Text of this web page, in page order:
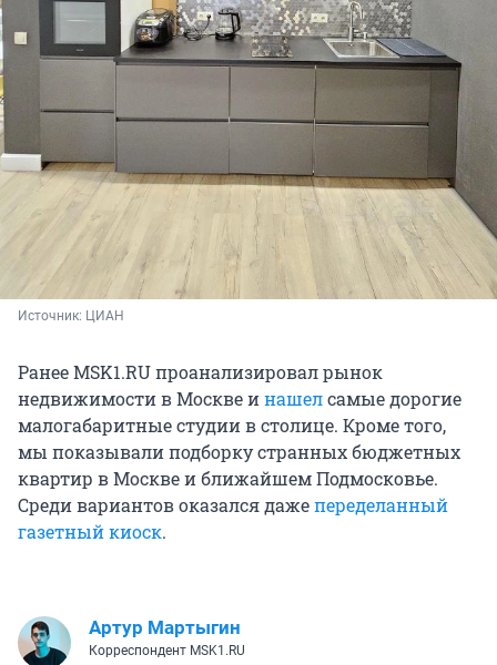
Источник: ЦИАН
Ранее MSK1.RU проанализировал рынок
недвижимости в Москве инашелсамые дорогие
малогабаритные студии в столице. Кроме того,
мы показывали подборку странных бюджетных
квартир в Москве и ближайшем Подмосковье.
Среди вариантов оказался дажепеределанный
газетный киоск.
Артур Мартыгин
Корреспондент MSK1.RU